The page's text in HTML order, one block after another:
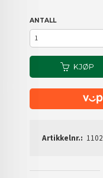
ANTALL
KJØP
Artikkelnr.: 1102